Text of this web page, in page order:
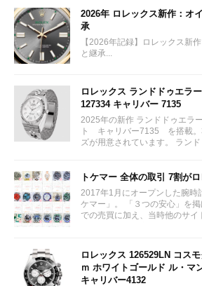
2026年 ロレックス新作：オ
承
【2026年記録】ロレックス新
と継承...
ロレックス ランドドゥエラ
127334 キャリバー 7135
2025年の新作 ランドドゥエラ
ト キャリバー7135 を搭載。
ズが用意されています。 ラン
トケマー 全体の取引 7割が
2017年1月にオープンした腕時
ケマー」。 「３つの安心」を
での売買に加え、当時他のサイ
ロレックス 126529LN コス
ｍ ホワイトゴールド ル・マ
キャリバー4132